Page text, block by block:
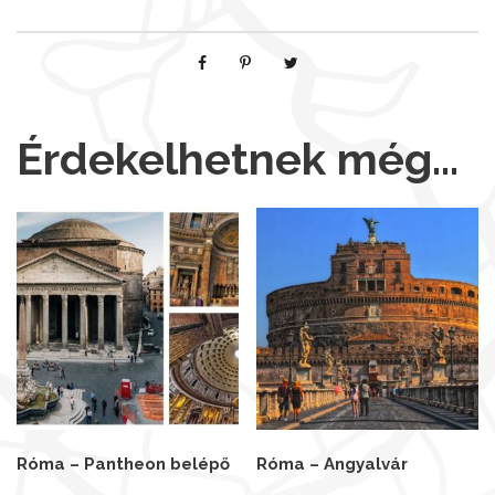
Érdekelhetnek még…
Róma – Pantheon belépő Róma – Angyalvár